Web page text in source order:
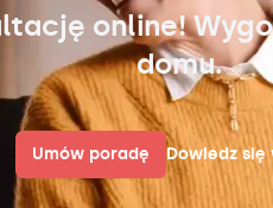
online!
domu.
Umów poradę Dowiedz się